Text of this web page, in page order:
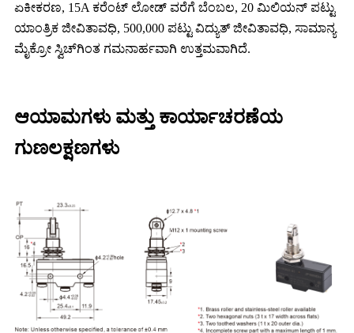
ಏಕೀಕರಣ, 15A ಕರೆಂಟ್ ಲೋಡ್ ವರೆಗೆ ಬೆಂಬಲ, 20 ಮಿಲಿಯನ್ ಪಟ್ಟು
ಯಾಂತ್ರಿಕ ಜೀವಿತಾವಧಿ, 500,000 ಪಟ್ಟು ವಿದ್ಯುತ್ ಜೀವಿತಾವಧಿ, ಸಾಮಾನ್ಯ
ಮೈಕ್ರೋ ಸ್ವಿಚ್‌ಗಿಂತ ಗಮನಾರ್ಹವಾಗಿ ಉತ್ತಮವಾಗಿದೆ.
ಆಯಾಮಗಳು ಮತ್ತು ಕಾರ್ಯಾಚರಣೆಯ
ಗುಣಲಕ್ಷಣಗಳು